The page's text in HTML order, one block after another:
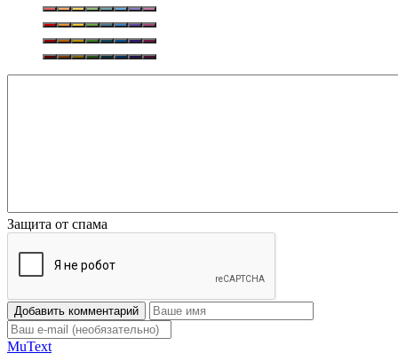
Защита от спама
Добавить комментарий
MuText